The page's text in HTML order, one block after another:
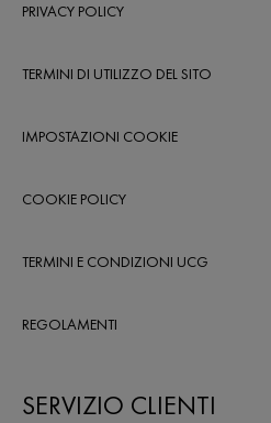
PRIVACY POLICY
TERMINI DI UTILIZZO DEL SITO
IMPOSTAZIONI COOKIE
COOKIE POLICY
TERMINI E CONDIZIONI UCG
REGOLAMENTI
SERVIZIO CLIENTI